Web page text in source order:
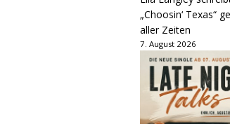
„Choosin‘ Texas“
aller Zeiten
7. August 2026